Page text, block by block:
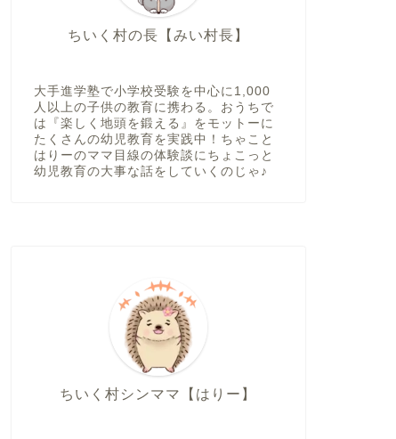
ちいく村の長【みい村長】
大手進学塾で小学校受験を中心に1,000
人以上の子供の教育に携わる。おうちで
は『楽しく地頭を鍛える』をモットーに
たくさんの幼児教育を実践中！ちゃこと
はりーのママ目線の体験談にちょこっと
幼児教育の大事な話をしていくのじゃ♪
ちいく村シンママ【はりー】